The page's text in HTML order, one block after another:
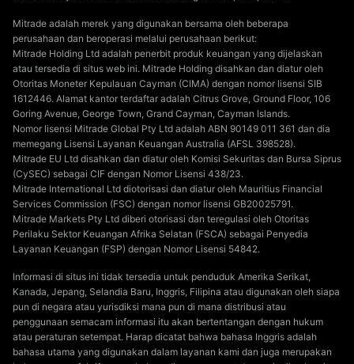
Mitrade adalah merek yang digunakan bersama oleh beberapa
perusahaan dan beroperasi melalui perusahaan berikut:
Mitrade Holding Ltd adalah penerbit produk keuangan yang dijelaskan
atau tersedia di situs web ini. Mitrade Holding disahkan dan diatur oleh
Otoritas Moneter Kepulauan Cayman (CIMA) dengan nomor lisensi SIB
1612446. Alamat kantor terdaftar adalah Citrus Grove, Ground Floor, 106
Goring Avenue, George Town, Grand Cayman, Cayman Islands.
Nomor lisensi Mitrade Global Pty Ltd adalah ABN 90149 011 361 dan dia
memegang Lisensi Layanan Keuangan Australia (AFSL 398528).
Mitrade EU Ltd disahkan dan diatur oleh Komisi Sekuritas dan Bursa Siprus
(CySEC) sebagai CIF dengan Nomor Lisensi 438/23.
Mitrade International Ltd diotorisasi dan diatur oleh Mauritius Financial
Services Commission (FSC) dengan nomor lisensi GB20025791.
Mitrade Markets Pty Ltd diberi otorisasi dan teregulasi oleh Otoritas
Perilaku Sektor Keuangan Afrika Selatan (FSCA) sebagai Penyedia
Layanan Keuangan (FSP) dengan Nomor Lisensi 54842.
Informasi di situs ini tidak tersedia untuk penduduk Amerika Serikat,
Kanada, Jepang, Selandia Baru, Inggris, Filipina atau digunakan oleh siapa
pun di negara atau yurisdiksi mana pun di mana distribusi atau
penggunaan semacam informasi itu akan bertentangan dengan hukum
atau peraturan setempat. Harap dicatat bahwa bahasa Inggris adalah
bahasa utama yang digunakan dalam layanan kami dan juga merupakan